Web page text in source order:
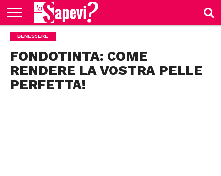
CURIOSITÀ
BENESSERE
GOSSIP
PRODOTTI
NEWS
CASA E
BENESSERE
FONDOTINTA: COME
RENDERE LA VOSTRA PELLE
PERFETTA!